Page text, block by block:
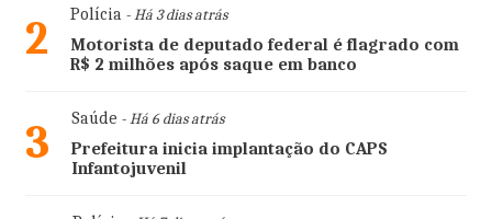
2 Polícia- Há 3 dias atrás
Motorista de deputado federal é flagrado com
R$ 2 milhões após saque em banco
3 Saúde - Há 6 dias atrás
Prefeitura inicia implantação do CAPS
Infantojuvenil